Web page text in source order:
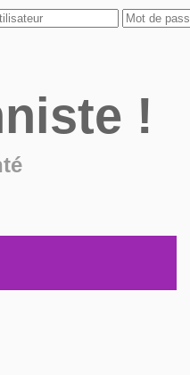
!